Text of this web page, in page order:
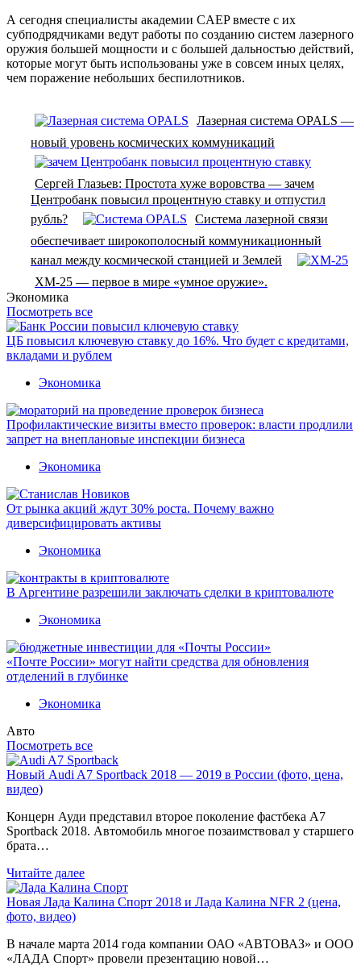
А сегодня специалисты академии CAEP вместе с их
субподрядчиками ведут работы по созданию систем лазерного
оружия большей мощности и с большей дальностью действий,
которые могут быть использованы уже в совсем иных целях,
чем поражение небольших беспилотников.
Лазерная система OPALS —
новый уровень космических коммуникаций
Сергей Глазьев: Простота хуже воровства — зачем
Центробанк повысил процентную ставку и отпустил
рубль?
Система лазерной связи
обеспечивает широкополосный коммуникационный
канал между космической станцией и Землей
XM-25 — первое в мире «умное оружие».
Экономика
Посмотреть все
ЦБ повысил ключевую ставку до 16%. Что будет с кредитами,
вкладами и рублем
Экономика
Профилактические визиты вместо проверок: власти продлили
запрет на внеплановые инспекции бизнеса
Экономика
От рынка акций ждут 30% роста. Почему важно
диверсифицировать активы
Экономика
В Аргентине разрешили заключать сделки в криптовалюте
Экономика
«Почте России» могут найти средства для обновления
отделений в глубинке
Экономика
Авто
Посмотреть все
Новый Audi A7 Sportback 2018 — 2019 в России (фото, цена,
видео)
Концерн Ауди представил второе поколение фастбека A7
Sportback 2018. Автомобиль многое позаимствовал у старшего
брата…
Читайте далее
Новая Лада Калина Спорт 2018 и Лада Калина NFR 2 (цена,
фото, видео)
В начале марта 2014 года компании ОАО «АВТОВАЗ» и ООО
«ЛАДА Спорт» провели презентацию новой…